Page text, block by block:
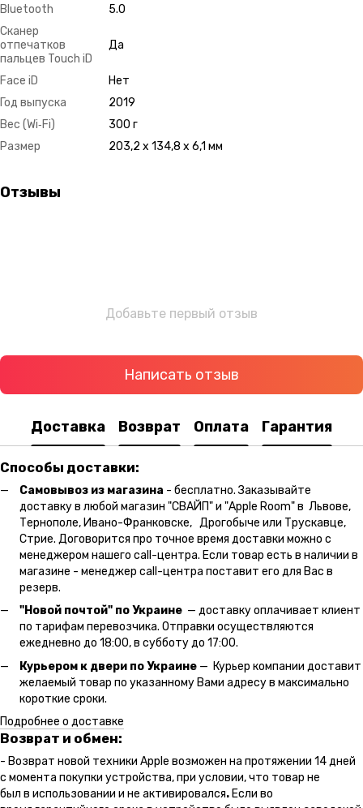
Bluetooth
5.0
Сканер
отпечатков
пальцев Touch iD
Да
Face iD
Нет
Год выпуска
2019
Вес (Wi‑Fi)
300 г
Размер
203,2 x 134,8 x 6,1 мм
Отзывы
Добавьте первый отзыв
Написать отзыв
Доставка Возврат Оплата Гарантия
Способы доставки:
Самовывоз из магазина - бесплатно. Заказывайте
доставку в любой магазин "СВАЙП" и "Apple Room" в Львове,
Тернополе, Ивано-Франковске, Дрогобыче или Трускавце,
Стрие. Договорится про точное время доставки можно с
менеджером нашего call-центра. Если товар есть в наличии в
магазине - менеджер call-центра поставит его для Вас в
резерв.
"Новой почтой" по Украине — доставку оплачивает клиент
по тарифам перевозчика. Отправки осуществляются
ежедневно до 18:00, в субботу до 17:00.
Курьером к двери по Украине — Курьер компании доставит
желаемый товар по указанному Вами адресу в максимально
короткие сроки.
Подробнее о доставке
Возврат и обмен:
- Возврат новой техники Apple возможен на протяжении 14 дней
с момента покупки устройства, при условии, что товар не
был в использовании и не активировался. Если во